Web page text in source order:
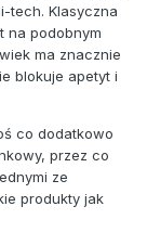
tech. Klasyczna
na podobnym
ma znacznie
blokuje apetyt i
co dodatkowo
przez co
ze
produkty jak